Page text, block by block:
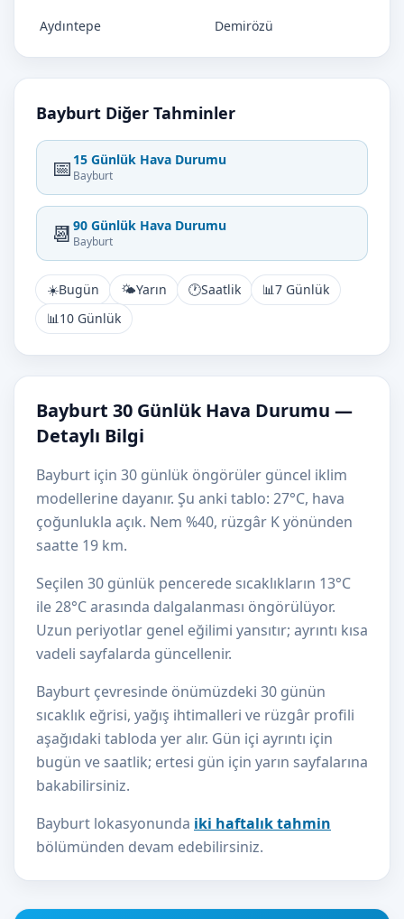
Aydıntepe Demirözü
Bayburt Diğer Tahminler
📅 15 Günlük Hava Durumu
Bayburt
📆 90 Günlük Hava Durumu
Bayburt
☀️Bugün 🌤️Yarın 🕐Saatlik 📊7 Günlük
📊10 Günlük
Bayburt 30 Günlük Hava Durumu —
Detaylı Bilgi
Bayburt için 30 günlük öngörüler güncel iklim
modellerine dayanır. Şu anki tablo: 27°C, hava
çoğunlukla açık. Nem %40, rüzgâr K yönünden
saatte 19 km.
Seçilen 30 günlük pencerede sıcaklıkların 13°C
ile 28°C arasında dalgalanması öngörülüyor.
Uzun periyotlar genel eğilimi yansıtır; ayrıntı kısa
vadeli sayfalarda güncellenir.
Bayburt çevresinde önümüzdeki 30 günün
sıcaklık eğrisi, yağış ihtimalleri ve rüzgâr profili
aşağıdaki tabloda yer alır. Gün içi ayrıntı için
bugün ve saatlik; ertesi gün için yarın sayfalarına
bakabilirsiniz.
Bayburt lokasyonunda iki haftalık tahmin
bölümünden devam edebilirsiniz.